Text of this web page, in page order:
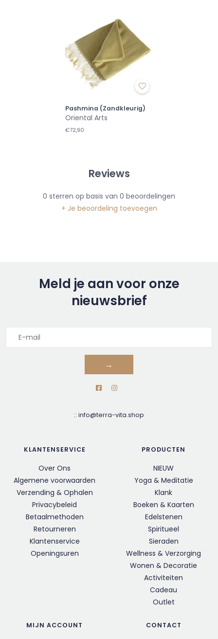
Pashmina (Zandkleurig)
Oriental Arts
€72,90
Reviews
0 sterren op basis van 0 beoordelingen
+ Je beoordeling toevoegen
Meld je aan voor onze
nieuwsbrief
→
:: info@terra-vita.shop
KLANTENSERVICE
Over Ons
Algemene voorwaarden
Verzending & Ophalen
Privacybeleid
Betaalmethoden
Retourneren
Klantenservice
Openingsuren
PRODUCTEN
NIEUW
Yoga & Meditatie
Klank
Boeken & Kaarten
Edelstenen
Spiritueel
Sieraden
Wellness & Verzorging
Wonen & Decoratie
Activiteiten
Cadeau
Outlet
MIJN ACCOUNT CONTACT